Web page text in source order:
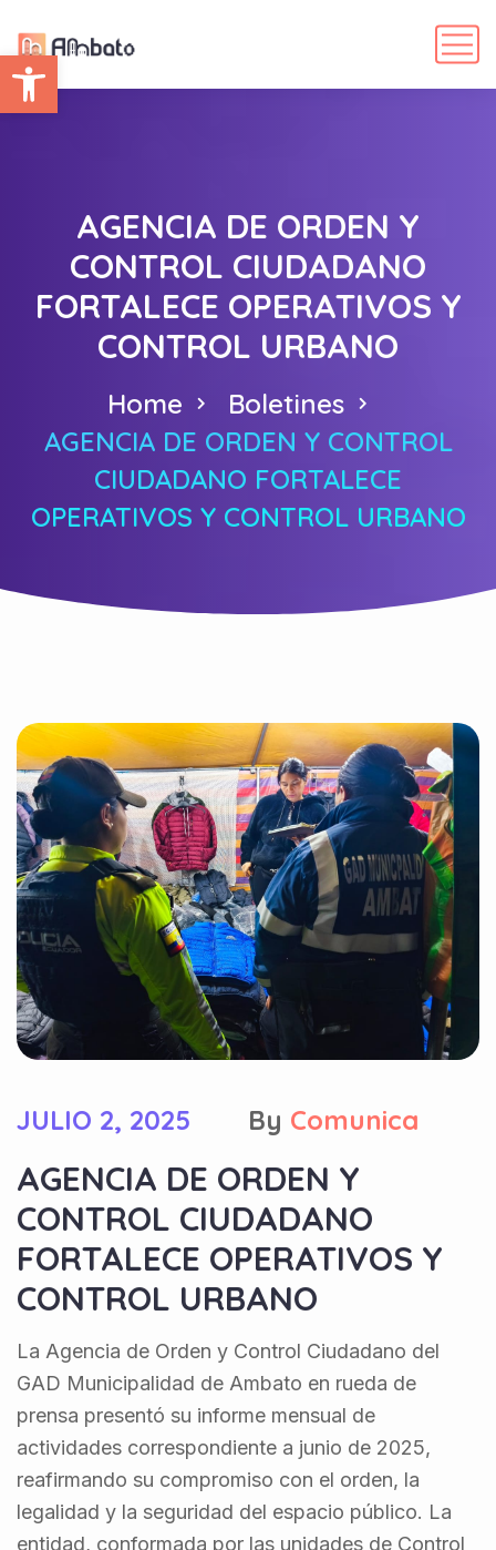
Abrir barra de herramientas
AGENCIA DE ORDEN Y
CONTROL CIUDADANO
FORTALECE OPERATIVOS Y
CONTROL URBANO
Home
Boletines
AGENCIA DE ORDEN Y CONTROL
CIUDADANO FORTALECE
OPERATIVOS Y CONTROL URBANO
JULIO 2, 2025 By Comunica
AGENCIA DE ORDEN Y
CONTROL CIUDADANO
FORTALECE OPERATIVOS Y
CONTROL URBANO
La Agencia de Orden y Control Ciudadano del
GAD Municipalidad de Ambato en rueda de
prensa presentó su informe mensual de
actividades correspondiente a junio de 2025,
reafirmando su compromiso con el orden, la
legalidad y la seguridad del espacio público. La
entidad, conformada por las unidades de Control